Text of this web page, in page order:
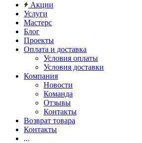
Акции
Услуги
Мастерс
Блог
Проекты
Оплата и доставка
Условия оплаты
Условия доставки
Компания
Новости
Команда
Отзывы
Контакты
Возврат товара
Контакты
...